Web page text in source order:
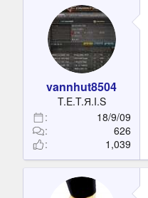
vannhut8504
T.E.T.Я.I.S
18/9/09
626
1,039